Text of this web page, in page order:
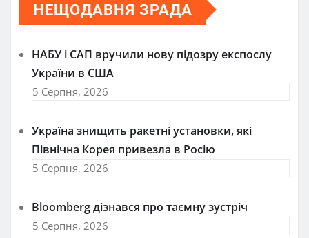
НЕЩОДАВНЯ ЗРАДА
НАБУ і САП вручили нову підозру експослу
України в США
5 Серпня, 2026
Україна знищить ракетні установки, які
Північна Корея привезла в Росію
5 Серпня, 2026
Bloomberg дізнався про таємну зустріч
5 Серпня, 2026